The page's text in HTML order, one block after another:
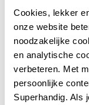
Cookies, lekker
onze website
noodzakelijke
en analytische
verbeteren. Met
persoonlijke
Superhandig. Als